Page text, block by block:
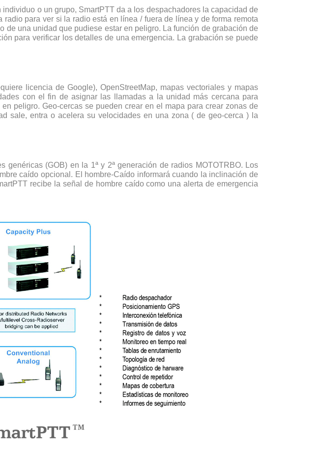
o un grupo, SmartPTT da a los despachadores la capacidad de
para ver si la radio está en línea / fuera de línea y de forma remota
una unidad que pudiese estar en peligro. La función de grabación de
para verificar los detalles de una emergencia. La grabación se puede
licencia de Google), OpenStreetMap, mapas vectoriales y mapas
con el fin de asignar las llamadas a la unidad más cercana para
peligro. Geo-cercas se pueden crear en el mapa para crear zonas de
sale, entra o acelera su velocidades en una zona ( de geo-cerca ) la
(GOB) en la 1ª y 2ª generación de radios MOTOTRBO. Los
caído opcional. El hombre-Caído informará cuando la inclinación de
recibe la señal de hombre caído como una alerta de emergencia